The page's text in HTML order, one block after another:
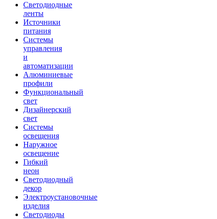
Светодиодные
ленты
Источники
питания
Системы
управления
и
автоматизации
Алюминиевые
профили
Функциональный
свет
Дизайнерский
свет
Системы
освещения
Наружное
освещение
Гибкий
неон
Светодиодный
декор
Электроустановочные
изделия
Светодиоды